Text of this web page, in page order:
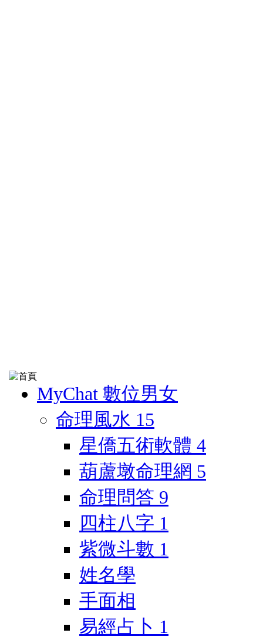
MyChat 數位男女
命理風水 15
星僑五術軟體 4
葫蘆墩命理網 5
命理問答 9
四柱八字 1
紫微斗數 1
姓名學
手面相
易經占卜 1